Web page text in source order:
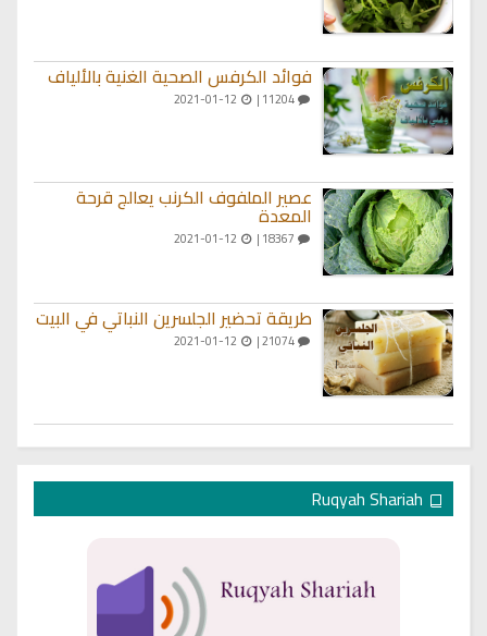
فوائد الكرفس الصحية الغنية بالألياف
11204 |
عصير الملفوف الكرنب يعالج قرحة
المعدة
طريقة تحضير الجلسرين النباتي في البيت
21074 |